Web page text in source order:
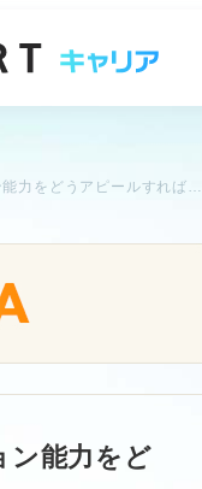
アパレル業界の自己PRでコミュニケーション能力をどうアピールすれば良いですか？
ン能力をど